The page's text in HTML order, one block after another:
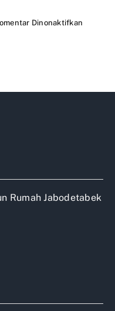
Dinonaktifkan
barat
Rumah Jabodetabek